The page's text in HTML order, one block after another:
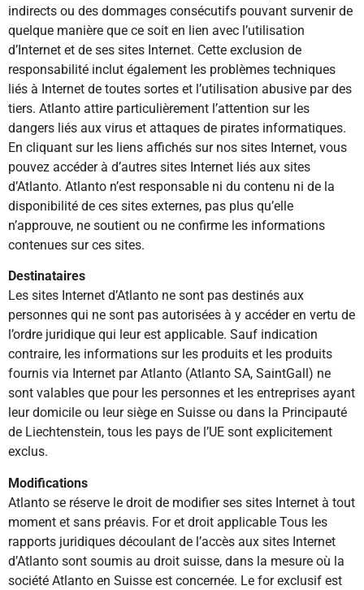
indirects ou des dommages consécutifs pouvant survenir de
quelque manière que ce soit en lien avec l’utilisation
d’Internet et de ses sites Internet. Cette exclusion de
responsabilité inclut également les problèmes techniques
liés à Internet de toutes sortes et l’utilisation abusive par des
tiers. Atlanto attire particulièrement l’attention sur les
dangers liés aux virus et attaques de pirates informatiques.
En cliquant sur les liens affichés sur nos sites Internet, vous
pouvez accéder à d’autres sites Internet liés aux sites
d’Atlanto. Atlanto n’est responsable ni du contenu ni de la
disponibilité de ces sites externes, pas plus qu’elle
n’approuve, ne soutient ou ne confirme les informations
contenues sur ces sites.
Destinataires
Les sites Internet d’Atlanto ne sont pas destinés aux
personnes qui ne sont pas autorisées à y accéder en vertu de
l’ordre juridique qui leur est applicable. Sauf indication
contraire, les informations sur les produits et les produits
fournis via Internet par Atlanto (Atlanto SA, SaintGall) ne
sont valables que pour les personnes et les entreprises ayant
leur domicile ou leur siège en Suisse ou dans la Principauté
de Liechtenstein, tous les pays de l’UE sont explicitement
exclus.
Modifications
Atlanto se réserve le droit de modifier ses sites Internet à tout
moment et sans préavis. For et droit applicable Tous les
rapports juridiques découlant de l’accès aux sites Internet
d’Atlanto sont soumis au droit suisse, dans la mesure où la
société Atlanto en Suisse est concernée. Le for exclusif est